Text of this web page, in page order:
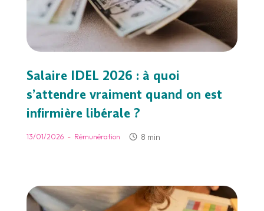
Salaire IDEL 2026 : à quoi
s’attendre vraiment quand on est
infirmière libérale ?
13/01/2026 - Rémunération 8 min